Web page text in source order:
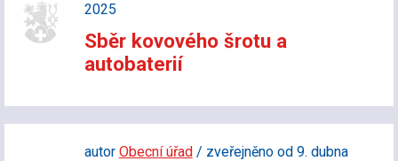
2025
Sběr kovového šrotu a
autobaterií
autor Obecní úřad/ zveřejněno od 9. dubna